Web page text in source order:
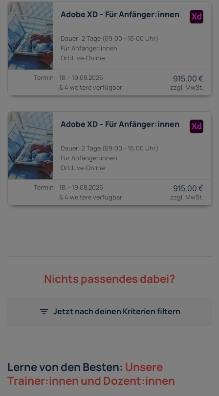
Adobe XD – Für Anfänger:innen
2 Tage 09:00 - 16:00
Anfänger:innen
18. - 19.08.2026
& 4 weitere verfügbar
915,00 €
Adobe XD – Für Anfänger:innen
2 Tage 09:00 - 16:00
Anfänger:innen
18. - 19.08.2026
& 4 weitere verfügbar
915,00 €
Nichts passendes dabei?
Jetzt nach deinen Kriterien filtern
Lerne von den Besten: Unsere
Trainer:innen und Dozent:innen